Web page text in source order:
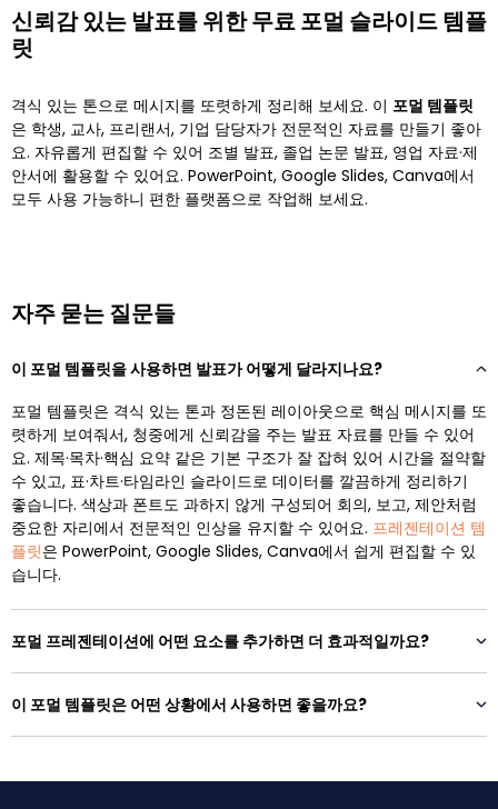
신뢰감 있는 발표를 위한 무료 포멀 슬라이드 템플
릿
격식 있는 톤으로 메시지를 또렷하게 정리해 보세요. 이 포멀 템플릿
은 학생, 교사, 프리랜서, 기업 담당자가 전문적인 자료를 만들기 좋아
요. 자유롭게 편집할 수 있어 조별 발표, 졸업 논문 발표, 영업 자료·제
안서에 활용할 수 있어요. PowerPoint, Google Slides, Canva에서
모두 사용 가능하니 편한 플랫폼으로 작업해 보세요.
자주 묻는 질문들
이 포멀 템플릿을 사용하면 발표가 어떻게 달라지나요?
포멀 템플릿은 격식 있는 톤과 정돈된 레이아웃으로 핵심 메시지를 또
렷하게 보여줘서, 청중에게 신뢰감을 주는 발표 자료를 만들 수 있어
요. 제목·목차·핵심 요약 같은 기본 구조가 잘 잡혀 있어 시간을 절약할
수 있고, 표·차트·타임라인 슬라이드로 데이터를 깔끔하게 정리하기
좋습니다. 색상과 폰트도 과하지 않게 구성되어 회의, 보고, 제안처럼
중요한 자리에서 전문적인 인상을 유지할 수 있어요. 프레젠테이션 템
플릿은 PowerPoint, Google Slides, Canva에서 쉽게 편집할 수 있
습니다.
포멀 프레젠테이션에 어떤 요소를 추가하면 더 효과적일까요?
이 포멀 템플릿은 어떤 상황에서 사용하면 좋을까요?